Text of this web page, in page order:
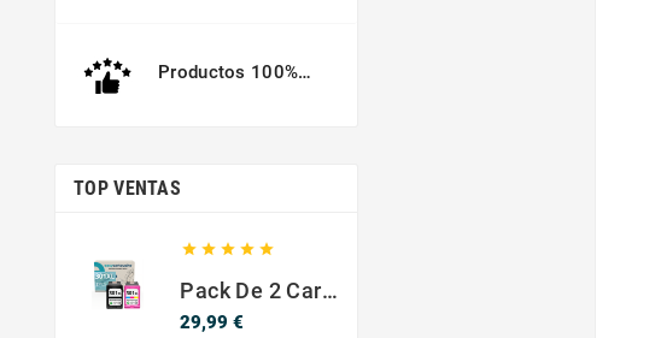
Productos 100%
TOP VENTAS
    
Pack De 2 Cartuchos Compatibles Con HP 301 XL Negro Y Color
29,99 €